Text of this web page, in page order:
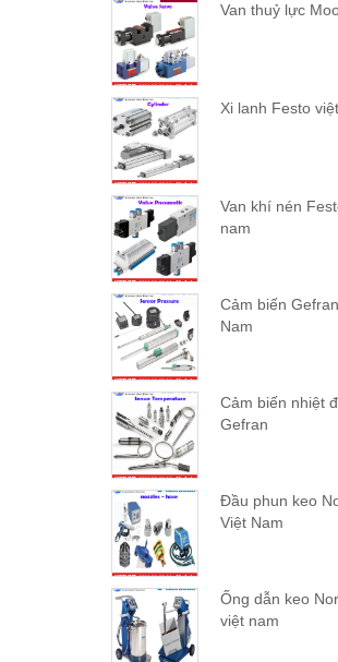
Van thuỷ lực
Xi lanh Festo
Van khí nén
nam
Cảm biến
Nam
Cảm biến nhiệt
Gefran
Đầu phun keo
Việt Nam
Ống dẫn keo
việt nam